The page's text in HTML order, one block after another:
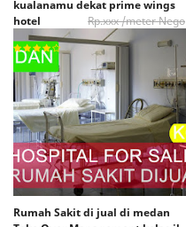
kualanamu dekat prime wings
hotel
Rp.xxx /meter Nego
Rp. xxx /Meter Nego
Rumah Sakit di jual di medan